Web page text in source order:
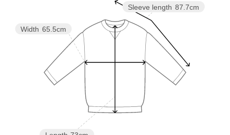
Sleeve length 87.7cm
Width 65.5cm